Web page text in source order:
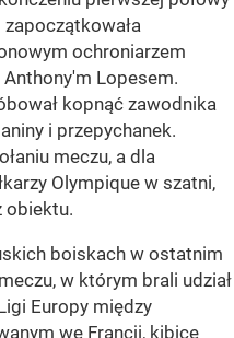
ochroniarzem
Lopesem.
kopnąć zawodnika
i przepychanek.
meczu, a dla
Olympique w szatni,
obiektu.
boiskach w ostatnim
w którym brali udział
Europy między
we Francji, kibice